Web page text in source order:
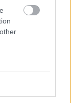
egyszerűbb a